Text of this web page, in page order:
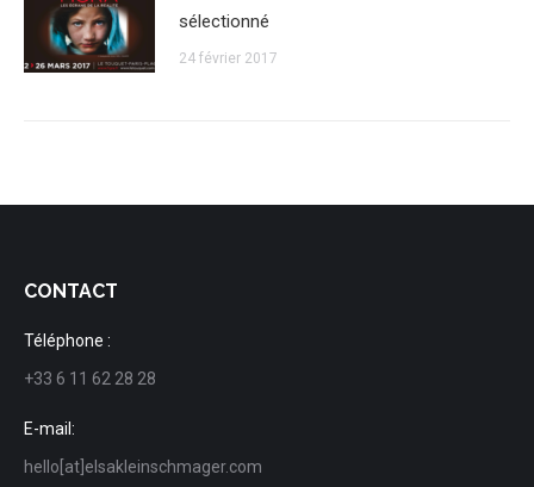
sélectionné
24 février 2017
CONTACT
Téléphone :
+33 6 11 62 28 28
E-mail:
hello[at]elsakleinschmager.com